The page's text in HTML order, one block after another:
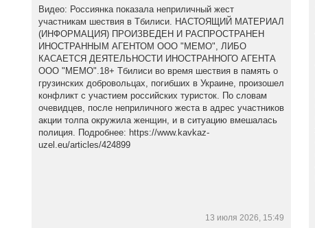
Видео: Россиянка показала неприличный жест
участникам шествия в Тбилиси. НАСТОЯЩИЙ МАТЕРИАЛ
(ИНФОРМАЦИЯ) ПРОИЗВЕДЕН И РАСПРОСТРАНЕН
ИНОСТРАННЫМ АГЕНТОМ ООО "МЕМО", ЛИБО
КАСАЕТСЯ ДЕЯТЕЛЬНОСТИ ИНОСТРАННОГО АГЕНТА
ООО "МЕМО".18+ Тбилиси во время шествия в память о
грузинских добровольцах, погибших в Украине, произошел
конфликт с участием российских туристок. По словам
очевидцев, после неприличного жеста в адрес участников
акции толпа окружила женщин, и в ситуацию вмешалась
полиция. Подробнее: https://www.kavkaz-
uzel.eu/articles/424899
13 июля 2026, 15:49